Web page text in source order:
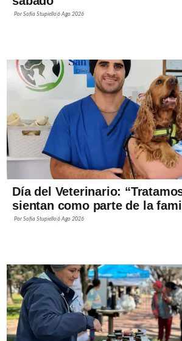
PorSofía Stupiello6 Ago 2026
Día del Veterinario:
sientan como parte de la
PorSofía Stupiello6 Ago 2026